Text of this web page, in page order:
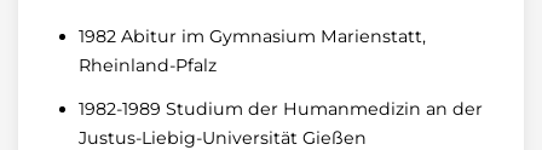
1982 Abitur im Gymnasium Marienstatt,
Rheinland-Pfalz
1982-1989 Studium der Humanmedizin an der
Justus-Liebig-Universität Gießen